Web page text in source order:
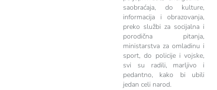
saobraćaja, do kulture,
informacija i obrazovanja,
preko službi za socijalna i
porodična pitanja,
ministarstva za omladinu i
sport, do policije i vojske,
svi su radili, marljivo i
pedantno, kako bi ubili
jedan celi narod.